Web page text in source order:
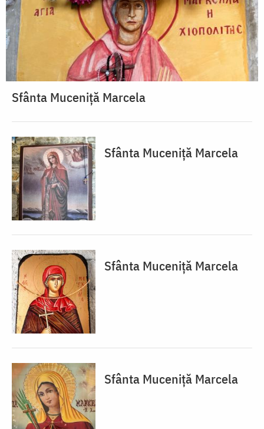
Sfânta Muceniță Marcela
Sfânta Muceniță Marcela
Sfânta Muceniță Marcela
Sfânta Muceniță Marcela